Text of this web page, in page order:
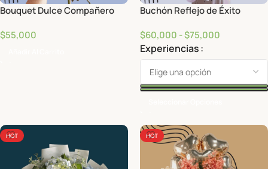
Bouquet Dulce Compañero
$55,000
Buchón Reflejo de Éxito
$60,000 -$75,000
Experiencias
HOT HOT